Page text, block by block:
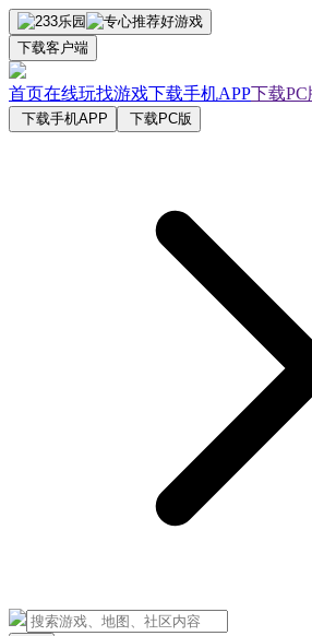
下载客户端
首页在线玩找游戏下载手机APP下载PC
下载手机APP 下载PC版